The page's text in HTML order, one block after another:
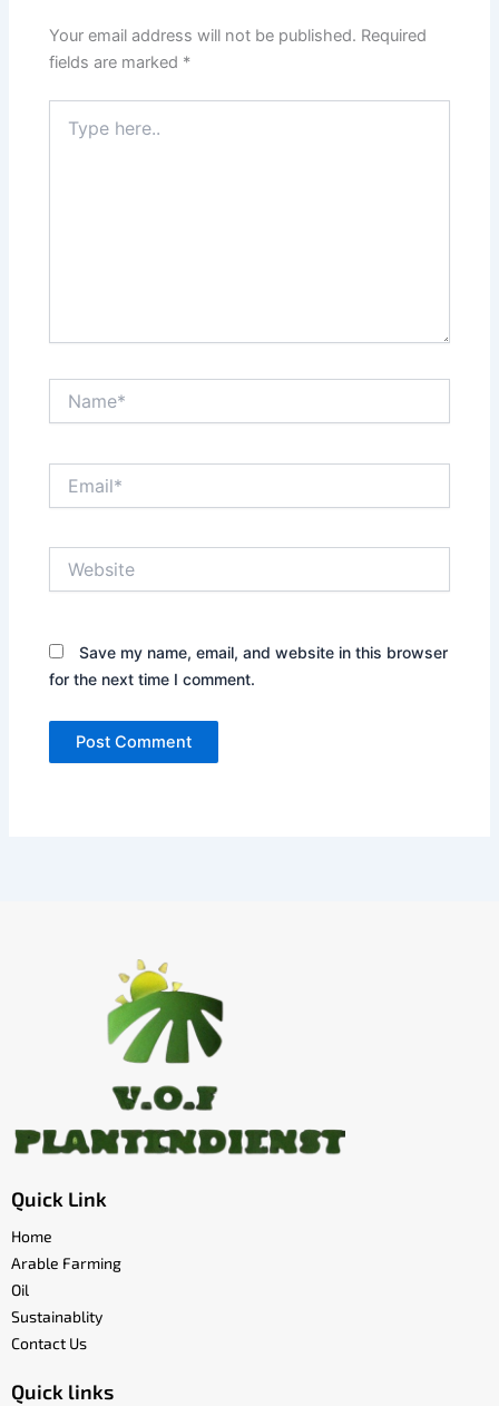
Your email address will not be published. Required
fields are marked *
here..
Save my name, email, and website in this browser
for the next time I comment.
Quick Link
Home
Arable Farming
Oil
Sustainablity
Contact Us
Quick links